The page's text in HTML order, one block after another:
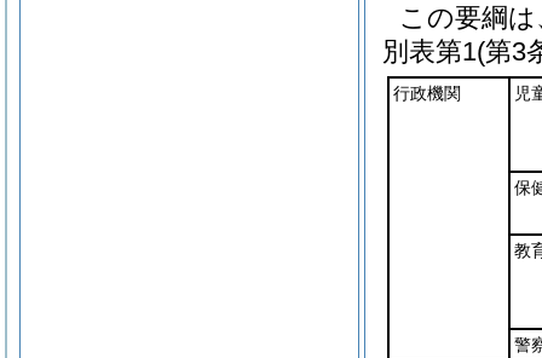
この要綱
別表第1(第3
行政機関 児
保
教
警